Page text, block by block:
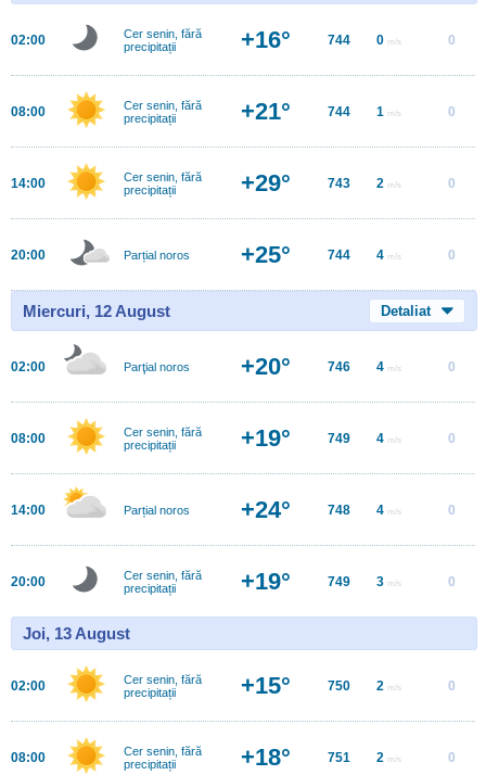
02:00
Cer senin, fără
precipitații
+16° 744 0 m/s 0
08:00
Cer senin, fără
precipitații
+21° 744 1 m/s 0
14:00
Cer senin, fără
precipitații
+29° 743 2 m/s 0
20:00 Parțial noros +25° 744 4 m/s 0
Miercuri, 12 August Detaliat
02:00 Parţial noros +20° 746 4 m/s 0
08:00
Cer senin, fără
precipitații
+19° 749 4 m/s 0
14:00 Parțial noros +24° 748 4 m/s 0
20:00
Cer senin, fără
precipitații
+19° 749 3 m/s 0
Joi, 13 August
02:00
Cer senin, fără
precipitații
+15° 750 2 m/s 0
08:00
Cer senin, fără
precipitații
+18° 751 2 m/s 0